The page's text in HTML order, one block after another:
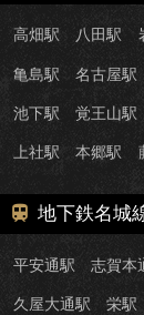
高畑駅 八田駅
亀島駅 名古屋駅
池下駅 覚王山駅
上社駅 本郷駅
地下鉄名城
平安通駅 志賀本
久屋大通駅 栄駅